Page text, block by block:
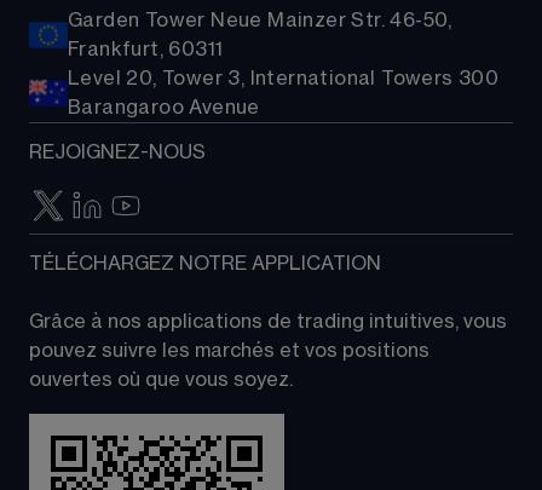
Garden Tower Neue Mainzer Str. 46-50,
Frankfurt, 60311
Level 20, Tower 3, International Towers 300
Barangaroo Avenue
REJOIGNEZ-NOUS
TÉLÉCHARGEZ NOTRE APPLICATION
Grâce à nos applications de trading intuitives, vous
pouvez suivre les marchés et vos positions
ouvertes où que vous soyez.